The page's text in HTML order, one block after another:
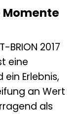
Momente
BRION 2017
eine
Erlebnis,
an Wert
als